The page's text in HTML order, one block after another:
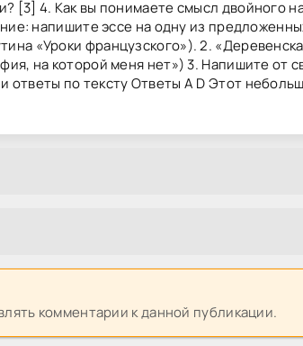
[3] 4. Как вы понимаете смысл двойного
напишите эссе на одну из
«Уроки французского»). 2.
на которой меня нет») 3. Напишите
по тексту Ответы А D Этот
комментарии к данной публикации.